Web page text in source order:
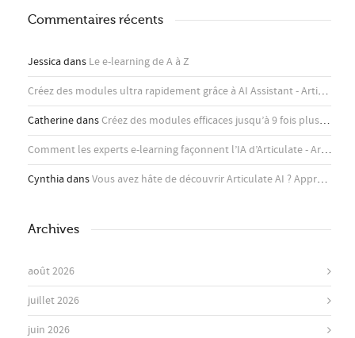
Commentaires récents
Jessicadans Le e-learning de A à Z
Créez des modules ultra rapidement grâce à AI Assistant - Articulate
CatherinedansCréez des modules efficaces jusqu’à 9 fois plus rapidement avec l’assistant IA d’Articulate
Comment les experts e-learning façonnent l’IA d’Articulate - Articulate
CynthiadansVous avez hâte de découvrir Articulate AI ? Apprenez-en plus ici !
Archives
août 2026
juillet 2026
juin 2026